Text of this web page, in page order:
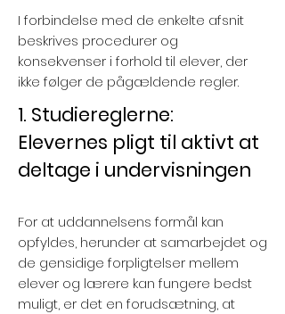
I forbindelse med de enkelte afsnit
beskrives procedurer og
konsekvenser i forhold til elever, der
ikke følger de pågældende regler.
1. Studiereglerne:
Elevernes pligt til aktivt at
deltage i undervisningen
For at uddannelsens formål kan
opfyldes, herunder at samarbejdet og
de gensidige forpligtelser mellem
elever og lærere kan fungere bedst
muligt, er det en forudsætning, at